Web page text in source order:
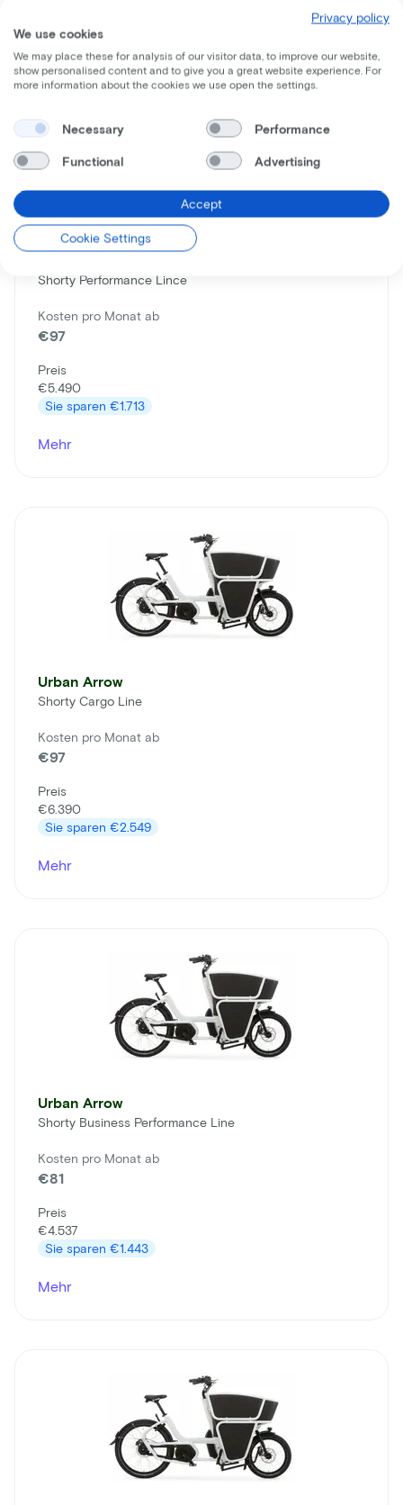
Shorty Performance Lince
Kosten pro Monat ab
€97
Preis
€5.490
Sie sparen €1.713
Mehr
Urban Arrow
Shorty Cargo Line
Kosten pro Monat ab
€97
Preis
€6.390
Sie sparen €2.549
Mehr
Urban Arrow
Shorty Business Performance Line
Kosten pro Monat ab
€81
Preis
€4.537
Sie sparen €1.443
Mehr
Privacy policy
We use cookies
We may place these for analysis of our visitor data, to improve our website,
show personalised content and to give you a great website experience. For
more information about the cookies we use open the settings.
Necessary Performance
Functional Advertising
Accept
Cookie Settings